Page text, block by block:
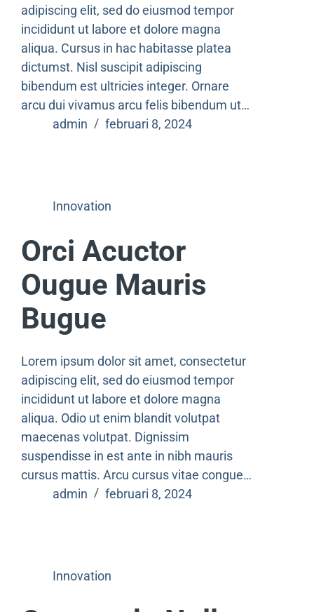
adipiscing elit, sed do eiusmod tempor
incididunt ut labore et dolore magna
aliqua. Cursus in hac habitasse platea
dictumst. Nisl suscipit adipiscing
bibendum est ultricies integer. Ornare
arcu dui vivamus arcu felis bibendum ut…
admin
februari 8, 2024
Innovation
Orci Acuctor
Ougue Mauris
Bugue
Lorem ipsum dolor sit amet, consectetur
adipiscing elit, sed do eiusmod tempor
incididunt ut labore et dolore magna
aliqua. Odio ut enim blandit volutpat
maecenas volutpat. Dignissim
suspendisse in est ante in nibh mauris
cursus mattis. Arcu cursus vitae congue…
admin
februari 8, 2024
Innovation